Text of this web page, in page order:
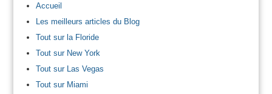
Accueil
Les meilleurs articles du Blog
Tout sur la Floride
Tout sur New York
Tout sur Las Vegas
Tout sur Miami